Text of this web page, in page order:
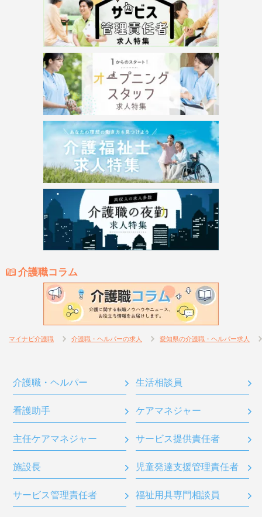
介護職コラム
マイナビ介護職 介護職・ヘルパーの求人 愛知県の介護職・ヘルパー求人
介護職・ヘルパー 生活相談員
看護助手 ケアマネジャー
主任ケアマネジャー サービス提供責任者
施設長 児童発達支援管理責任者
サービス管理責任者 福祉用具専門相談員